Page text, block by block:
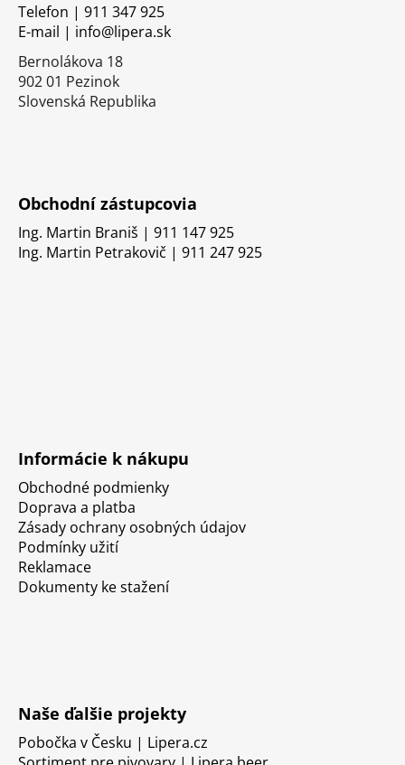
Telefon | 911 347 925
E-mail | info@lipera.sk
Bernolákova 18
902 01 Pezinok
Slovenská Republika
Obchodní zástupcovia
Ing. Martin Braniš | 911 147 925
Ing. Martin Petrakovič | 911 247 925
Informácie k nákupu
Obchodné podmienky
Doprava a platba
Zásady ochrany osobných údajov
Podmínky užití
Reklamace
Dokumenty ke stažení
Naše ďalšie projekty
Pobočka v Česku | Lipera.cz